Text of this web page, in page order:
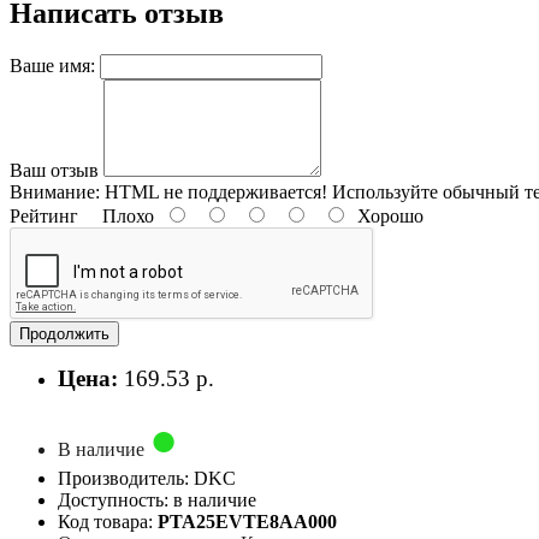
Написать отзыв
Ваше имя:
Ваш отзыв
Внимание: HTML не поддерживается! Используйте обычный
Рейтинг Плохо Хорошо
Продолжить
Цена: 169.53 р.
В наличие
Производитель: DKC
Доступность: в наличие
Код товара: PTA25EVTE8AA000